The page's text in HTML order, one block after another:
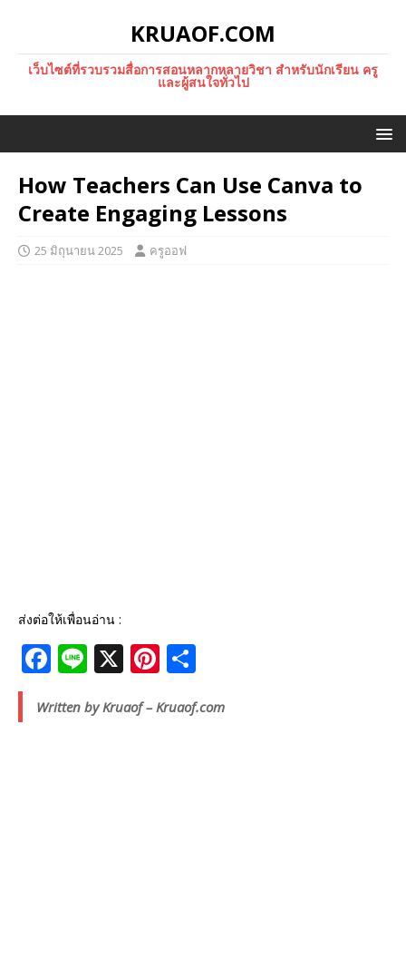
KRUAOF.COM
เว็บไซต์ที่รวบรวมสื่อการสอนหลากหลายวิชา สำหรับนักเรียน ครู
และผู้สนใจทั่วไป
How Teachers Can Use Canva to
Create Engaging Lessons
25 มิถุนายน 2025 ครูออฟ
ส่งต่อให้เพื่อนอ่าน :
F
c
Li
e
X Pi
tear
Written by Kruaof – Kruaof.com